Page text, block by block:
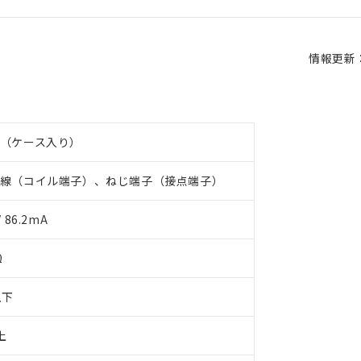
情報更新
ケース入り）
（コイル端子）、ねじ端子（接点端子）
86.2mA